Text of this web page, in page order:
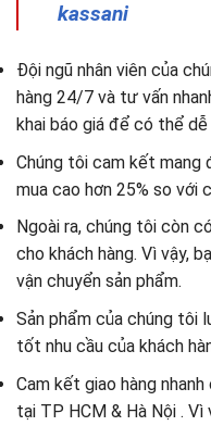
kassani
Đội ngũ nhân viên của
hàng 24/7 và tư vấn
khai báo giá để có thể
Chúng tôi cam kết mang
mua cao hơn 25% so với
Ngoài ra, chúng tôi còn
cho khách hàng. Vì vậy,
vận chuyển sản phẩm.
Sản phẩm của chúng tôi
tốt nhu cầu của khách
Cam kết giao hàng
tại TP HCM & Hà Nội .